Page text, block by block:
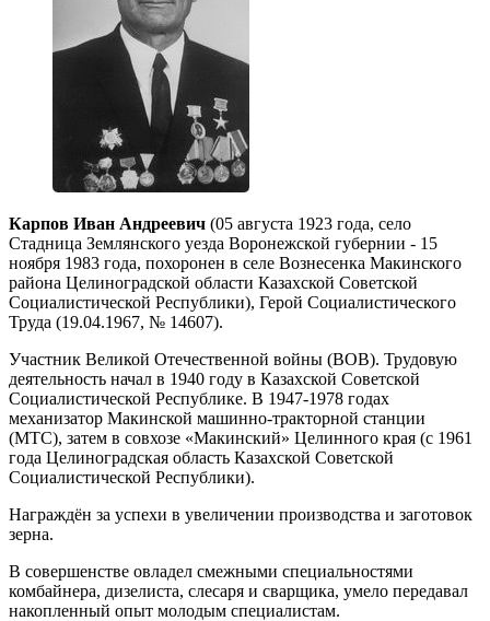
Карпов Иван Андреевич (05 августа 1923 года, село
Стадница Землянского уезда Воронежской губернии - 15
ноября 1983 года, похоронен в селе Вознесенка Макинского
района Целиноградской области Казахской Советской
Социалистической Республики), Герой Социалистического
Труда (19.04.1967, № 14607).
Участник Великой Отечественной войны (ВОВ). Трудовую
деятельность начал в 1940 году в Казахской Советской
Социалистической Республике. В 1947-1978 годах
механизатор Макинской машинно-тракторной станции
(МТС), затем в совхозе «Макинский» Целинного края (с 1961
года Целиноградская область Казахской Советской
Социалистической Республики).
Награждён за успехи в увеличении производства и заготовок
зерна.
В совершенстве овладел смежными специальностями
комбайнера, дизелиста, слесаря и сварщика, умело передавал
накопленный опыт молодым специалистам.